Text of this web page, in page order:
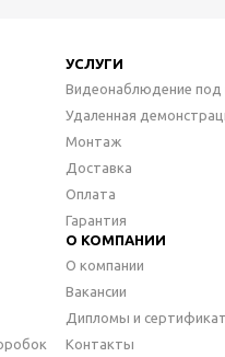
УСЛУГИ
Видеонаблюдение под
Удаленная
Монтаж
Доставка
Оплата
Гарантия
О КОМПАНИИ
О компании
Вакансии
Дипломы и
Контакты